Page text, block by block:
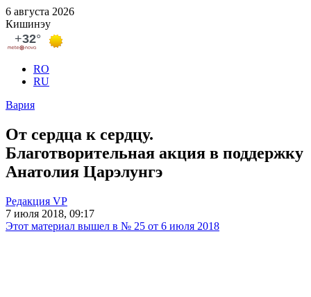
6 августа 2026
Кишинэу
RO
RU
Вария
От сердца к сердцу.
Благотворительная акция в поддержку
Анатолия Царэлунгэ
Редакция VP
7 июля 2018, 09:17
Этот материал вышел в № 25 от 6 июля 2018